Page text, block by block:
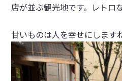
店が並ぶ観光地です。レトロ
甘いものは人を幸せにします